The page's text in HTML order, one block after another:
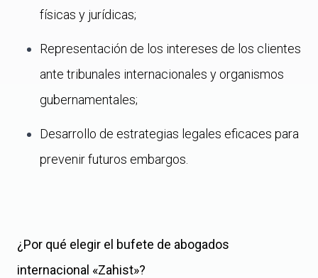
físicas y jurídicas;
Representación de los intereses de los clientes
ante tribunales internacionales y organismos
gubernamentales;
Desarrollo de estrategias legales eficaces para
prevenir futuros embargos.
¿Por qué elegir el bufete de abogados
internacional «Zahist»?